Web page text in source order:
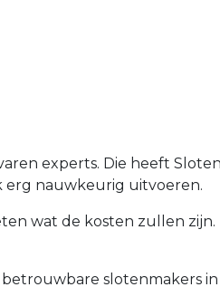
experts. Die heeft
erg nauwkeurig uitvoeren.
wat de kosten zullen
slotenmakers